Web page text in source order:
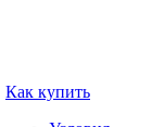
Как купить